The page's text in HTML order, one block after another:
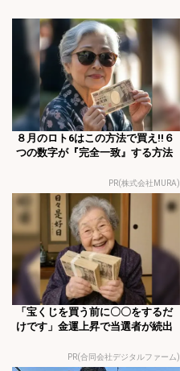
８月のロト6はこの方法で買え!!６
つの数字が『完全一致』する方法
PR(株式会社MURA)
「宝くじを買う前に〇〇をするだ
けです」金運上昇で当選者が続出
PR(合同会社デジタルファーム)